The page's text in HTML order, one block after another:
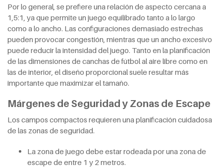
Por lo general, se prefiere una relación de aspecto cercana a
1,5:1, ya que permite un juego equilibrado tanto a lo largo
como a lo ancho. Las configuraciones demasiado estrechas
pueden provocar congestión, mientras que un ancho excesivo
puede reducir la intensidad del juego. Tanto en la planificación
de las dimensiones de canchas de fútbol al aire libre como en
las de interior, el diseño proporcional suele resultar más
importante que maximizar el tamaño.
Márgenes de Seguridad y Zonas de Escape
Los campos compactos requieren una planificación cuidadosa
de las zonas de seguridad.
La zona de juego debe estar rodeada por una zona de
escape de entre 1 y 2 metros.